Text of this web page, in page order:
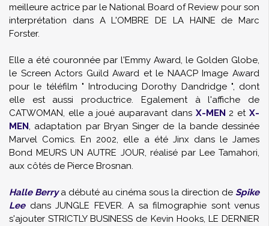
meilleure actrice par le National Board of Review pour son
interprétation dans A L'OMBRE DE LA HAINE de Marc
Forster.
Elle a été couronnée par l'Emmy Award, le Golden Globe,
le Screen Actors Guild Award et le NAACP Image Award
pour le téléfilm " Introducing Dorothy Dandridge ", dont
elle est aussi productrice. Egalement à l'affiche de
CATWOMAN, elle a joué auparavant dans X-MEN 2 etX-
MEN, adaptation par Bryan Singer de la bande dessinée
Marvel Comics. En 2002, elle a été Jinx dans le James
Bond MEURS UN AUTRE JOUR, réalisé par Lee Tamahori,
aux côtés de Pierce Brosnan.
Halle Berrya débuté au cinéma sous la direction de Spike
Leedans JUNGLE FEVER. A sa filmographie sont venus
s'ajouter STRICTLY BUSINESS de Kevin Hooks, LE DERNIER